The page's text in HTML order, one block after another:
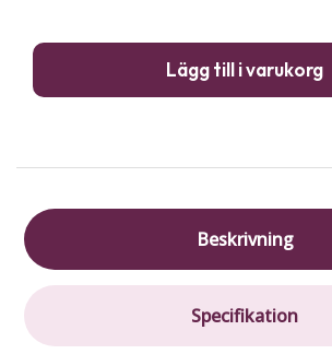
Lägg till i varukorg
Beskrivning
Specifikation